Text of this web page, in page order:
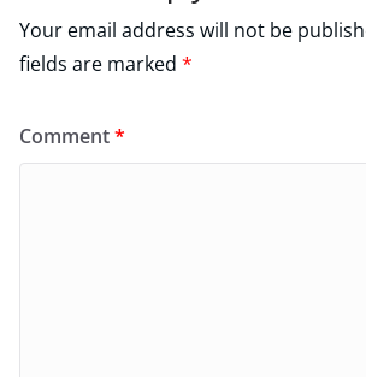
Your email address will not be
fields are marked *
Comment*